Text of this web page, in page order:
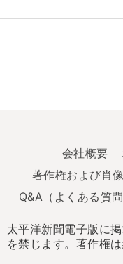
会社概要
著作権および肖
Q&A（よくある質問
太平洋新聞電子版に
を禁じます。著作権